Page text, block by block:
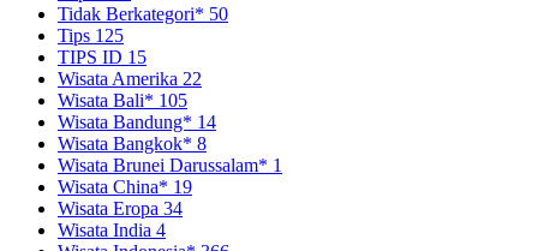
Tidak Berkategori* 50
Tips 125
TIPS ID 15
Wisata Amerika 22
Wisata Bali* 105
Wisata Bandung* 14
Wisata Bangkok* 8
Wisata Brunei Darussalam* 1
Wisata China* 19
Wisata Eropa 34
Wisata India 4